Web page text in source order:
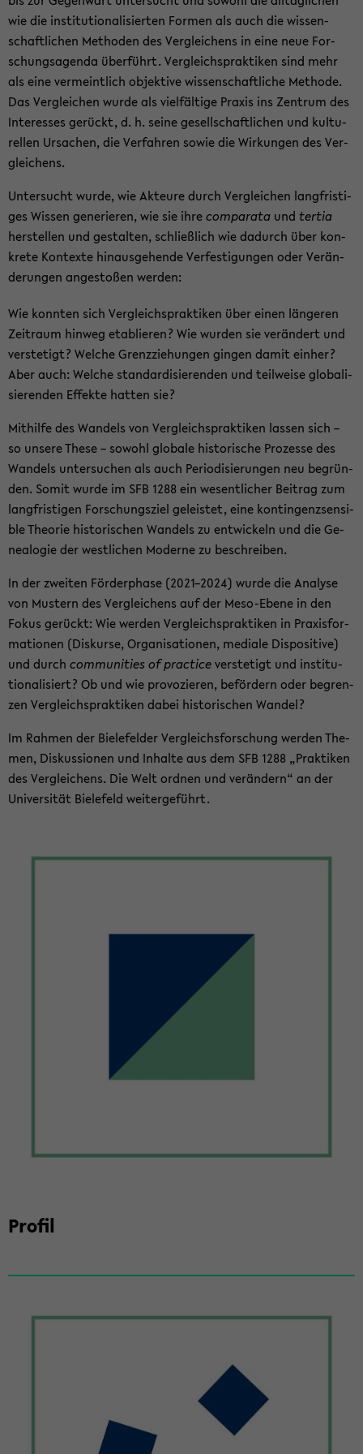
wie die in­sti­tu­tio­na­li­sier­ten For­men als auch die wis­sen­
schaft­li­chen Me­tho­den des Ver­glei­chens in eine neue For­
schungs­agen­da über­führt. Ver­gleichs­prak­ti­ken sind mehr
als eine ver­meint­lich ob­jek­ti­ve wis­sen­schaft­li­che Me­tho­de.
Das Ver­glei­chen wurde als viel­fäl­ti­ge Pra­xis ins Zen­trum des
In­ter­es­ses ge­rückt, d. h. seine ge­sell­schaft­li­chen und kul­tu­
rel­len Ur­sa­chen, die Ver­fah­ren sowie die Wir­kun­gen des Ver­
glei­chens.
Un­ter­sucht wurde, wie Ak­teu­re durch Ver­glei­chen lang­fris­ti­
ges Wis­sen ge­ne­rie­ren, wie sie ihrecom­pa­ra­ta und ter­tia
her­stel­len und ge­stal­ten, schließ­lich wie da­durch über kon­
kre­te Kon­tex­te hin­aus­ge­hen­de Ver­fes­ti­gun­gen oder Ver­än­
de­run­gen an­ge­sto­ßen wer­den:
Wie konn­ten sich Ver­gleichs­prak­ti­ken über einen län­ge­ren
Zeit­raum hin­weg eta­blie­ren? Wie wur­den sie ver­än­dert und
ver­ste­tigt? Wel­che Grenz­zie­hun­gen gin­gen damit ein­her?
Aber auch: Wel­che stan­dar­di­sie­ren­den und teil­wei­se glo­ba­li­
sie­ren­den Ef­fek­te hat­ten sie?
Mit­hil­fe des Wan­dels von Ver­gleichs­prak­ti­ken las­sen sich –
so un­se­re These – so­wohl glo­ba­le his­to­ri­sche Pro­zes­se des
Wan­dels un­ter­su­chen als auch Pe­ri­odi­sie­run­gen neu be­grün­
den. Somit wurde im SFB 1288 ein we­sent­li­cher Bei­trag zum
lang­fris­ti­gen For­schungs­ziel ge­leis­tet, eine kon­tin­genz­sen­si­
ble Theo­rie his­to­ri­schen Wan­dels zu ent­wi­ckeln und die Ge­
nea­lo­gie der west­li­chen Mo­der­ne zu be­schrei­ben.
In der zwei­ten För­der­pha­se (2021–2024) wurde die Ana­ly­se
von Mus­tern des Ver­glei­chens auf der Meso-​Ebene in den
Fokus ge­rückt: Wie wer­den Ver­gleichs­prak­ti­ken in Pra­xis­for­
ma­tio­nen (Dis­kur­se, Or­ga­ni­sa­tio­nen, me­dia­le Dis­po­si­ti­ve)
und durch com­mu­nities of prac­ti­cever­ste­tigt und in­sti­tu­
tio­na­li­siert? Ob und wie pro­vo­zie­ren, be­för­dern oder be­gren­
zen Ver­gleichs­prak­ti­ken dabei his­to­ri­schen Wan­del?
Im Rah­men der Bie­le­fel­der Ver­gleichs­for­schung wer­den The­
men, Dis­kus­sio­nen und In­hal­te aus dem SFB 1288 „Prak­ti­ken
des Ver­glei­chens. Die Welt ord­nen und ver­än­dern“ an der
Uni­ver­si­tät Bie­le­feld wei­ter­ge­führt.
Pro­fil